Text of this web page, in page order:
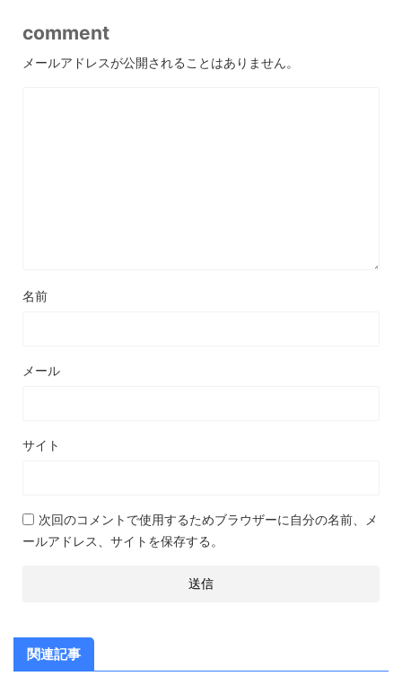
comment
メールアドレスが公開されることはありません。
名前
メール
サイト
次回のコメントで使用するためブラウザーに自分の名前、メ
ールアドレス、サイトを保存する。
関連記事